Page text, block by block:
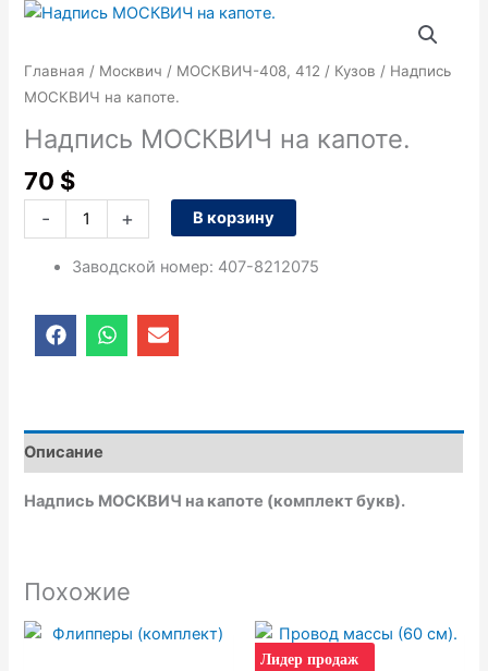
Главная / Москвич / МОСКВИЧ-408, 412 / Кузов / Надпись
МОСКВИЧ на капоте.
Надпись МОСКВИЧ на капоте.
70 $
-
Количество
Надпись
МОСКВИЧ
капоте.
+ В корзину
Заводской номер: 407-8212075
F
a
o
o
k
W
h
a
p
E
n
o
e
Описание
Надпись МОСКВИЧ на капоте (комплект букв).
Похожие
Лидер продаж